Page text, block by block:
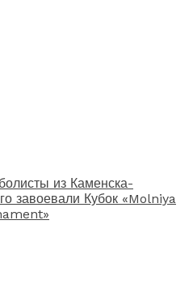
из Каменска-
завоевали Кубок «Molniya